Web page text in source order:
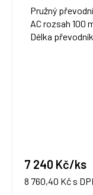
Pružný
AC rozsah 100
Délka
7 240 Kč/ks
8 760,40 Kč s